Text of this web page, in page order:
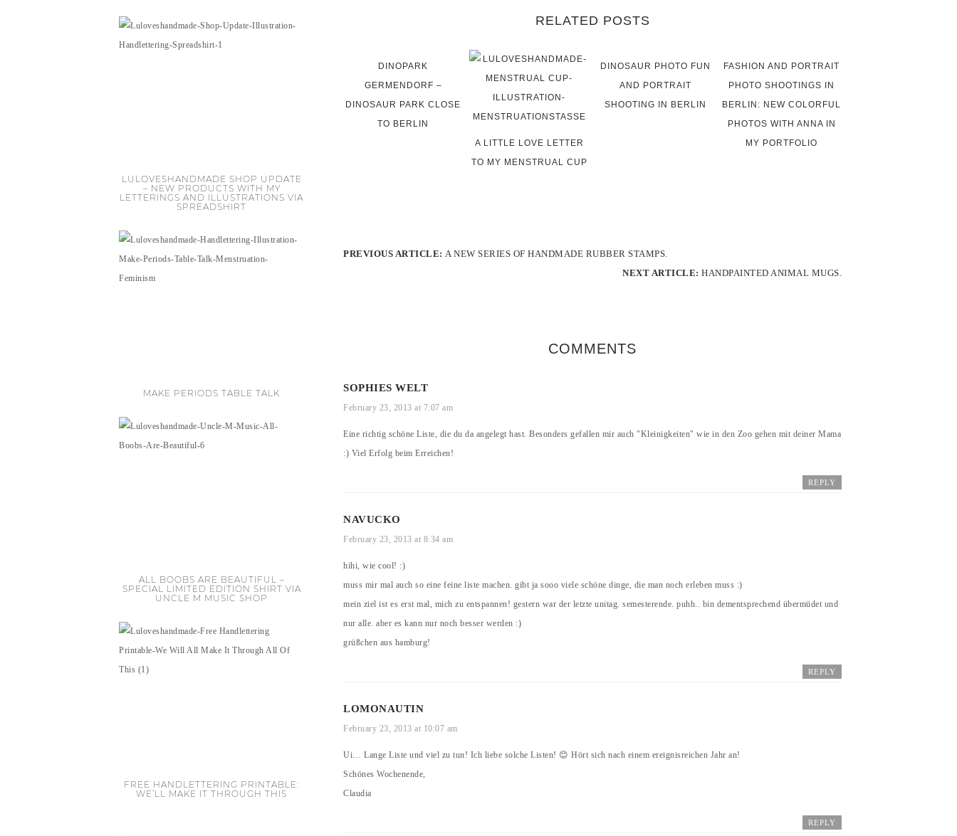
RELATED POSTS
DINOPARK
GERMENDORF –
DINOSAUR PARK CLOSE
TO BERLIN
A LITTLE LOVE LETTER
TO MY MENSTRUAL CUP
DINOSAUR PHOTO FUN
AND PORTRAIT
SHOOTING IN BERLIN
FASHION AND PORTRAIT
PHOTO SHOOTINGS IN
BERLIN: NEW COLORFUL
PHOTOS WITH ANNA IN
MY PORTFOLIO
PREVIOUS ARTICLE: A NEW SERIES OF HANDMADE RUBBER STAMPS.
NEXT ARTICLE: HANDPAINTED ANIMAL MUGS.
COMMENTS
SOPHIES WELT
February 23, 2013 at 7:07 am
Eine richtig schöne Liste, die du da angelegt hast. Besonders gefallen mir auch "Kleinigkeiten" wie in den Zoo gehen mit deiner Mama
:) Viel Erfolg beim Erreichen!
REPLY
NAVUCKO
February 23, 2013 at 8:34 am
hihi, wie cool! :)
muss mir mal auch so eine feine liste machen. gibt ja sooo viele schöne dinge, die man noch erleben muss :)
mein ziel ist es erst mal, mich zu entspannen! gestern war der letzte unitag. semesterende. puhh.. bin dementsprechend übermüdet und
nur alle. aber es kann nur noch besser werden :)
grüßchen aus hamburg!
REPLY
LOMONAUTIN
February 23, 2013 at 10:07 am
Ui… Lange Liste und viel zu tun! Ich liebe solche Listen! 😊 Hört sich nach einem ereignisreichen Jahr an!
Schönes Wochenende,
Claudia
REPLY
LULOVESHANDMADE SHOP UPDATE
– NEW PRODUCTS WITH MY
LETTERINGS AND ILLUSTRATIONS VIA
SPREADSHIRT
MAKE PERIODS TABLE TALK
ALL BOOBS ARE BEAUTIFUL –
SPECIAL LIMITED EDITION SHIRT VIA
UNCLE M MUSIC SHOP
FREE HANDLETTERING PRINTABLE:
WE’LL MAKE IT THROUGH THIS